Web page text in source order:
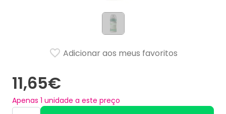
11,65€
Apenas 1 unidade a este preço
Adicionar aos meus favoritos